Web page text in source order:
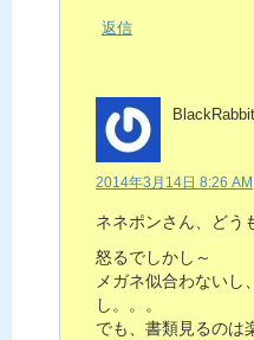
返信
BlackRabbit
2014年3月14日 8:26 AM
ネネポンさん、どう
怒るでしかし～
メガネ似合わないし
し。。。
でも、書類見るのは